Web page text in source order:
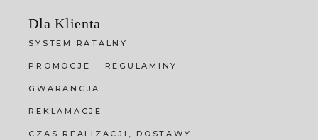
Dla Klienta
SYSTEM RATALNY
PROMOCJE – REGULAMINY
GWARANCJA
REKLAMACJE
CZAS REALIZACJI, DOSTAWY